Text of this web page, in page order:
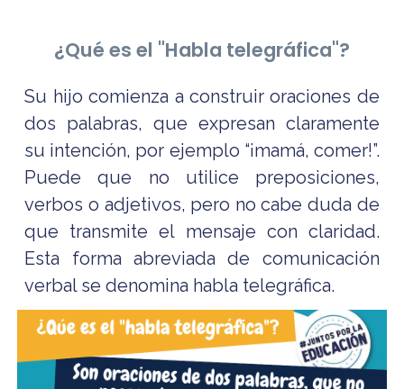
¿Qué es el "Habla telegráfica"?
Su hijo comienza a construir oraciones de
dos palabras, que expresan claramente
su intención, por ejemplo “¡mamá, comer!”.
Puede que no utilice preposiciones,
verbos o adjetivos, pero no cabe duda de
que transmite el mensaje con claridad.
Esta forma abreviada de comunicación
verbal se denomina habla telegráfica.